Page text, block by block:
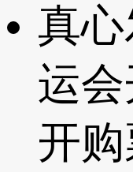
真
运
开